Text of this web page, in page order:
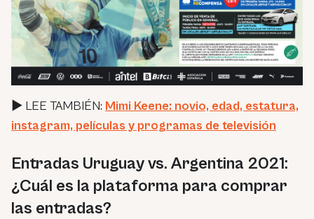
► LEE TAMBIÉN: Mimi Keene: novio, edad, estatura,
instagram, películas y programas de televisión
Entradas Uruguay vs. Argentina 2021:
¿Cuál es la plataforma para comprar
las entradas?